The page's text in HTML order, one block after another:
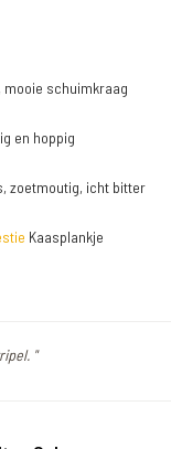
mooie schuimkraag
en hoppig
zoetmoutig, icht bitter
Kaasplankje
"